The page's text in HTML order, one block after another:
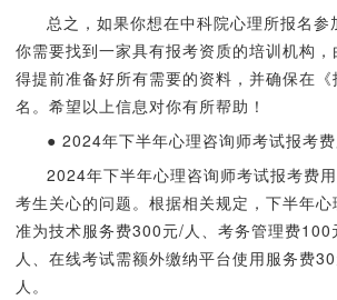
总之，如果你想在中科院心理所报名参
你需要找到一家具有报考资质的培训机构
得提前准备好所有需要的资料，并确保在
名。希望以上信息对你有所帮助！
● 2024年下半年心理咨询师考试报考
2024年下半年心理咨询师考试报考费
考生关心的问题。根据相关规定，下半年
准为技术服务费300元/人、考务管理费
人、在线考试需额外缴纳平台使用服务费
人。